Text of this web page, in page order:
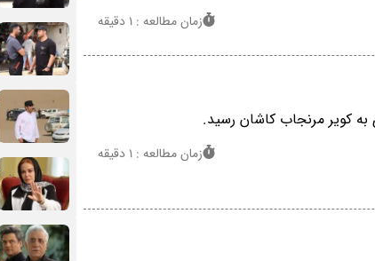
زمان مطالعه : 1 دقیقه
زمان مطالعه : 1 دقیقه